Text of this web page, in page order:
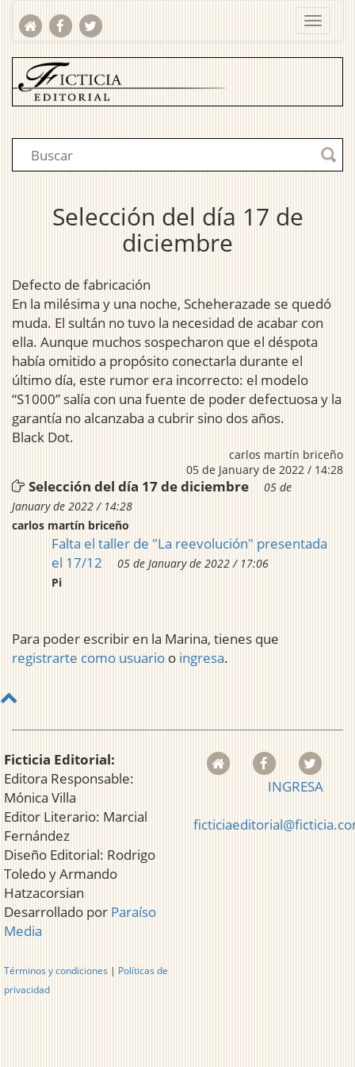
Selección del día 17 de
diciembre
Defecto de fabricación
En la milésima y una noche, Scheherazade se quedó
muda. El sultán no tuvo la necesidad de acabar con
ella. Aunque muchos sospecharon que el déspota
había omitido a propósito conectarla durante el
último día, este rumor era incorrecto: el modelo
“S1000” salía con una fuente de poder defectuosa y la
garantía no alcanzaba a cubrir sino dos años.
Black Dot.
carlos martín briceño
05 de January de 2022 / 14:28
Selección del día 17 de diciembre
05 de
January de 2022 / 14:28
carlos martín briceño
Falta el taller de "La reevolución" presentada
el 17/12
05 de January de 2022 / 17:06
Pi
Para poder escribir en la Marina, tienes que
registrarte como usuario o ingresa.
Ficticia Editorial:
Editora Responsable:
Mónica Villa
Editor Literario: Marcial
Fernández
Diseño Editorial: Rodrigo
Toledo y Armando
Hatzacorsian
Desarrollado por Paraíso
Media
Términos y condiciones | Políticas de
privacidad
INGRESA